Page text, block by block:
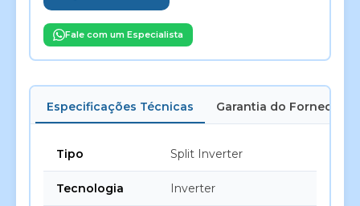
Fale com um Especialista
Especificações Técnicas Garantia do Fornecedor
Tipo Split Inverter
Tecnologia Inverter